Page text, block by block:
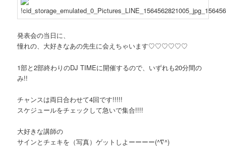
発表会の当日に、
憧れの、大好きなあの先生に会えちゃいます♡♡♡♡♡♡
1部と2部終わりのDJ TIMEに開催するので、いずれも20分間の
み!!
チャンスは両日合わせて4回です!!!!!
スケジュールをチェックして急いで集合!!!!
大好きな講師の
サインとチェキを（写真）ゲットしよーーーー(^∇^)